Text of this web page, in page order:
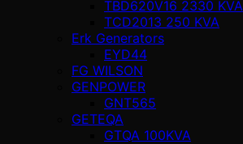
TBD620V16 2330 KVA
TCD2013 250 KVA
Erk Generators
EYD44
FG WILSON
GENPOWER
GNT565
GETEQA
GTQA 100KVA